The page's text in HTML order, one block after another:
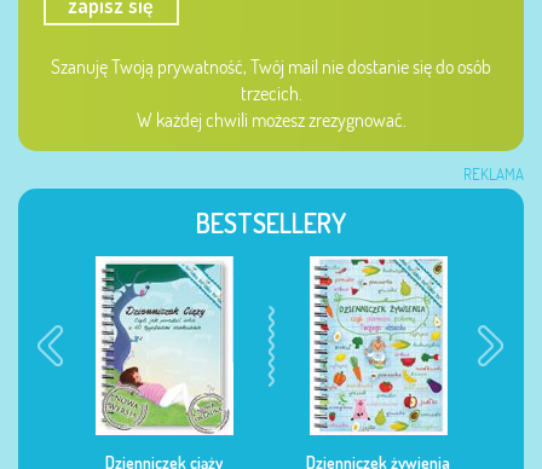
Szanuję Twoją prywatność, Twój mail nie dostanie się do osób
trzecich.
W każdej chwili możesz zrezygnować.
REKLAMA
BESTSELLERY
Dzienniczek ciąży Dzienniczek żywienia